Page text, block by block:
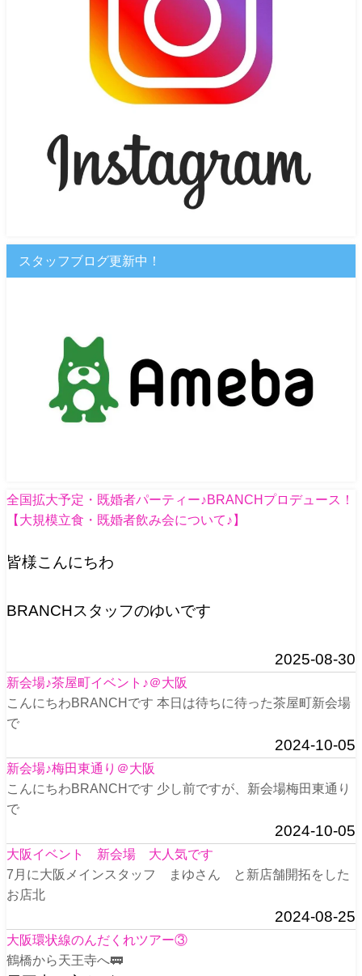
スタッフブログ更新中！
全国拡大予定・既婚者パーティー♪BRANCHプロデュース！
【大規模立食・既婚者飲み会について♪】
皆様こんにちわ
BRANCHスタッフのゆいです
2025-08-30
新会場♪茶屋町イベント♪＠大阪
こんにちわBRANCHです 本日は待ちに待った茶屋町新会場
で
2024-10-05
新会場♪梅田東通り＠大阪
こんにちわBRANCHです 少し前ですが、新会場梅田東通り
で
2024-10-05
大阪イベント 新会場 大人気です
7月に大阪メインスタッフ まゆさん と新店舗開拓をした
お店北
2024-08-25
大阪環状線のんだくれツアー③
鶴橋から天王寺へ🚃